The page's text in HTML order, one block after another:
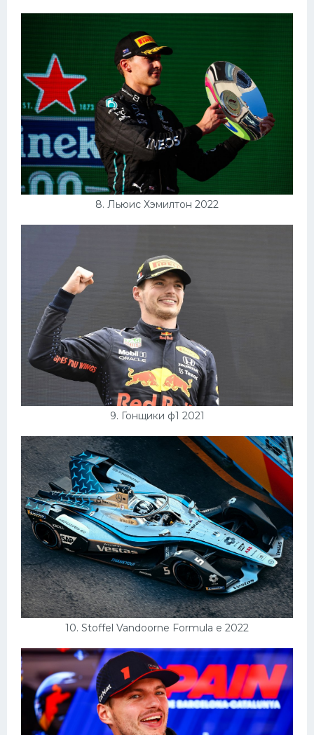
8. Льюис Хэмилтон 2022
9. Гонщики ф1 2021
10. Stoffel Vandoorne Formula e 2022